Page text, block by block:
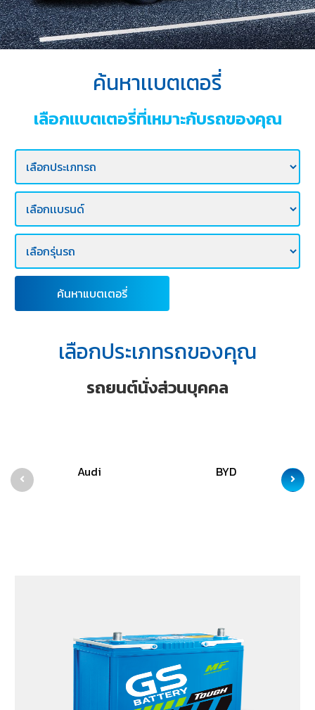
ข่าว
เเละ
กิจกรรม
กับ
ติดต่อ
เรา
E-
BUSINESS
ค้นหาเเบตเตอรี่
เลือกเเบตเตอรี่ที่เหมาะกับรถของคุณ
ค้นหาแบตเตอรี่
เลือกประเภทรถของคุณ
รถยนต์นั่งส่วนบุคคล
Audi BYD